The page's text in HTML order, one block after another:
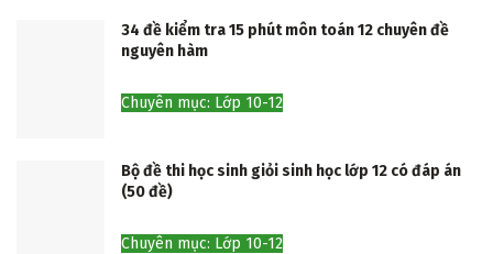
34 đề kiểm tra 15 phút môn toán 12 chuyên đề
nguyên hàm
Chuyên mục: Lớp 10-12
Bộ đề thi học sinh giỏi sinh học lớp 12 có đáp án
(50 đề)
Chuyên mục: Lớp 10-12